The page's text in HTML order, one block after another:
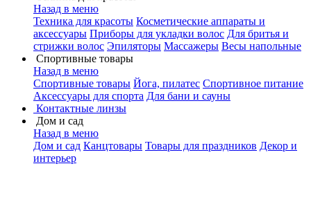
Назад в меню
Техника для красоты Косметические аппараты и
аксессуары Приборы для укладки волос Для бритья и
стрижки волос Эпиляторы Массажеры Весы напольные
Спортивные товары
Назад в меню
Спортивные товары Йога, пилатес Спортивное питание
Аксессуары для спорта Для бани и сауны
Контактные линзы
Дом и сад
Назад в меню
Дом и сад Канцтовары Товары для праздников Декор и
интерьер